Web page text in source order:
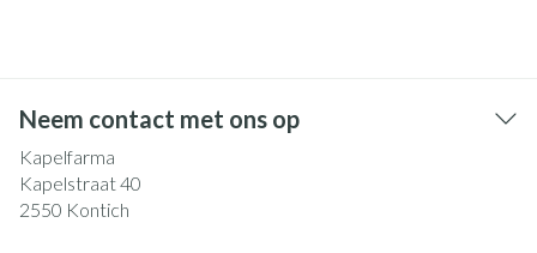
Neem contact met ons op
Kapelfarma
Kapelstraat 40
2550 Kontich